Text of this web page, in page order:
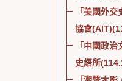
「美國外
協會
「中國政
史語所